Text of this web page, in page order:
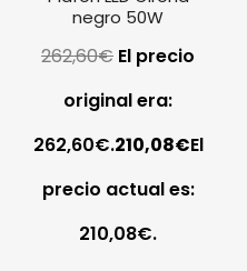
negro 50W
262,60€ El precio
original era:
262,60€.210,08€El
precio actual es:
210,08€.